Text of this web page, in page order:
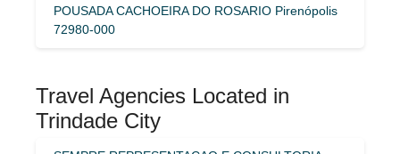
POUSADA CACHOEIRA DO ROSARIO Pirenópolis
72980-000
Travel Agencies Located in
Trindade City